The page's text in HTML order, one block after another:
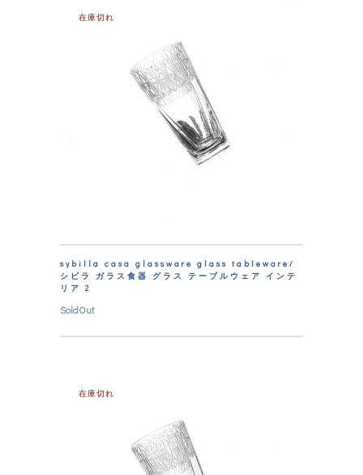
在庫切れ
sybilla casa glassware glass tableware/
シビラ ガラス食器 グラス テーブルウェア インテ
リア 2
SoldOut
在庫切れ